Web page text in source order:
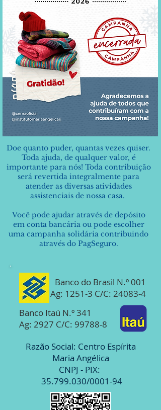
Doe quanto puder, quantas vezes quiser.
Toda ajuda, de qualquer valor, é
importante para nós! Toda contribuição
será revertida integralmente para
atender as diversas atividades
assistenciais de nossa casa.
Você pode ajudar através de depósito
em conta bancária ou pode escolher
uma campanha solidária contribuindo
através do PagSeguro.
Banco do Brasil N.º 001
Ag: 1251-3 C/C: 24083-4
Banco Itaú N.º 341
Ag: 2927 C/C: 99788-8
Razão Social: Centro Espírita
Maria Angélica
CNPJ - PIX:
35.799.030/0001-94